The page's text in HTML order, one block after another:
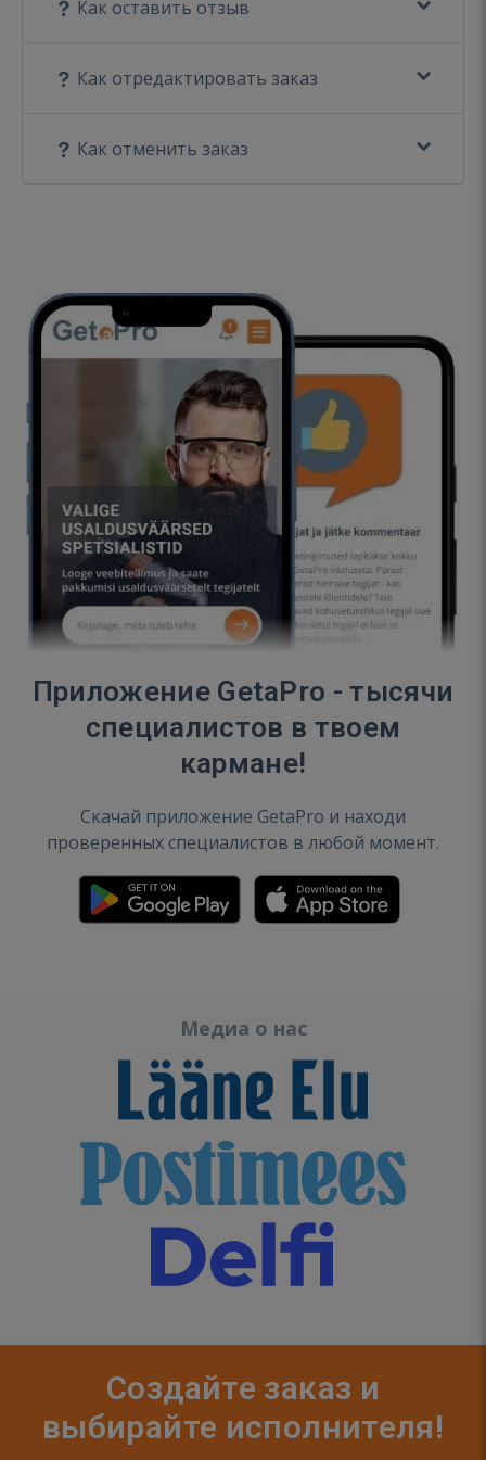
Как оставить отзыв
Как отредактировать заказ
Как отменить заказ
Приложение GetaPro - тысячи
специалистов в твоем
кармане!
Скачай приложение GetaPro и находи
проверенных специалистов в любой момент.
Медиа о нас
Создайте заказ и
выбирайте исполнителя!